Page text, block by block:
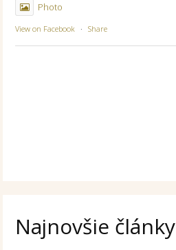
Photo
View on Facebook · Share
Najnovšie články